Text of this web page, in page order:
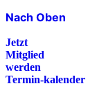
Nach Oben
Jetzt
Mitglied
werden
Termin-kalender